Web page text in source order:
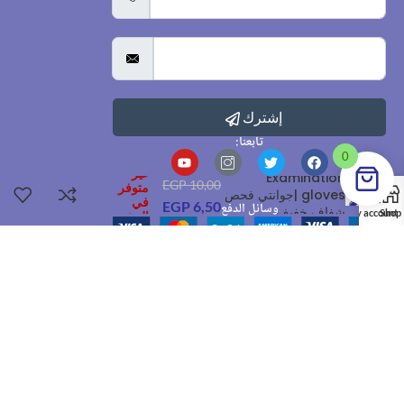
إشترك
تابعنا:
وسائل الدفع
Examination
gloves |جوانتي فحص
شفاف خفيف
EGP10,00
EGP 6,50
غير
متوفر
في
المخزون
0
Shop
My account